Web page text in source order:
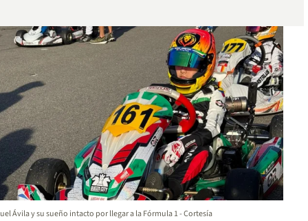
Ávila y su sueño intacto por llegar a la Fórmula 1 - Cortesía